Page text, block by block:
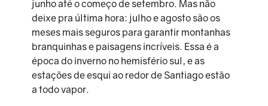
junho até o começo de setembro. Mas não
deixe pra última hora: julho e agosto são os
meses mais seguros para garantir montanhas
branquinhas e paisagens incríveis. Essa é a
época do inverno no hemisfério sul, e as
estações de esqui ao redor de Santiago estão
a todo vapor.